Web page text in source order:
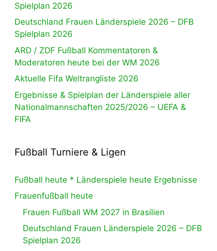
Spielplan 2026
Deutschland Frauen Länderspiele 2026 – DFB
Spielplan 2026
ARD / ZDF Fußball Kommentatoren &
Moderatoren heute bei der WM 2026
Aktuelle Fifa Weltrangliste 2026
Ergebnisse & Spielplan der Länderspiele aller
Nationalmannschaften 2025/2026 – UEFA &
FIFA
Fußball Turniere & Ligen
Fußball heute * Länderspiele heute Ergebnisse
Frauenfußball heute
Frauen Fußball WM 2027 in Brasilien
Deutschland Frauen Länderspiele 2026 – DFB
Spielplan 2026